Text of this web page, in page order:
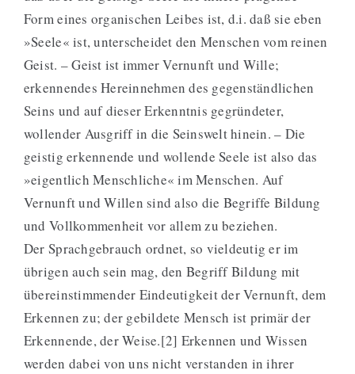
Form eines organischen Leibes ist, d.i. daß sie eben
»Seele« ist, unterscheidet den Menschen vom reinen
Geist. – Geist ist immer Vernunft und Wille;
erkennendes Hereinnehmen des gegenständlichen
Seins und auf dieser Erkenntnis gegründeter,
wollender Ausgriff in die Seinswelt hinein. – Die
geistig erkennende und wollende Seele ist also das
»eigentlich Menschliche« im Menschen. Auf
Vernunft und Willen sind also die Begriffe Bildung
und Vollkommenheit vor allem zu beziehen.
Der Sprachgebrauch ordnet, so vieldeutig er im
übrigen auch sein mag, den Begriff Bildung mit
übereinstimmender Eindeutigkeit der Vernunft, dem
Erkennen zu; der gebildete Mensch ist primär der
Erkennende, der Weise.[2] Erkennen und Wissen
werden dabei von uns nicht verstanden in ihrer